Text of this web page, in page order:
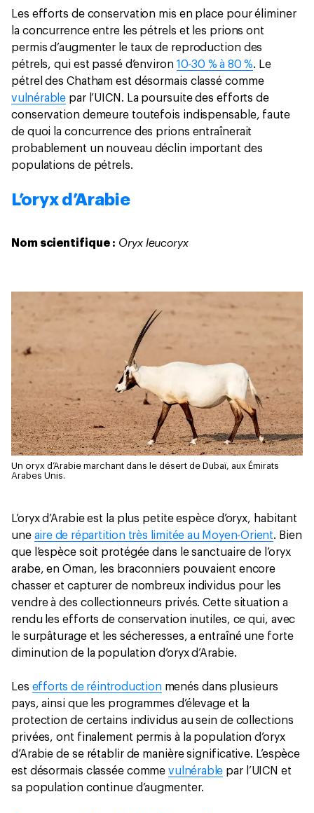
Les efforts de conservation mis en place pour éliminer
la concurrence entre les pétrels et les prions ont
permis d’augmenter le taux de reproduction des
pétrels, qui est passé d’environ 10-30 % à 80 %. Le
pétrel des Chatham est désormais classé comme
vulnérable par l’UICN. La poursuite des efforts de
conservation demeure toutefois indispensable, faute
de quoi la concurrence des prions entraînerait
probablement un nouveau déclin important des
populations de pétrels.
L’oryx d’Arabie
Nom scientifique : Oryx leucoryx
Un oryx d’Arabie marchant dans le désert de Dubaï, aux Émirats
Arabes Unis.
L’oryx d’Arabie est la plus petite espèce d’oryx, habitant
une aire de répartition très limitée au Moyen-Orient. Bien
que l’espèce soit protégée dans le sanctuaire de l’oryx
arabe, en Oman, les braconniers pouvaient encore
chasser et capturer de nombreux individus pour les
vendre à des collectionneurs privés. Cette situation a
rendu les efforts de conservation inutiles, ce qui, avec
le surpâturage et les sécheresses, a entraîné une forte
diminution de la population d’oryx d’Arabie.
Les efforts de réintroductionmenés dans plusieurs
pays, ainsi que les programmes d’élevage et la
protection de certains individus au sein de collections
privées, ont finalement permis à la population d’oryx
d’Arabie de se rétablir de manière significative. L’espèce
est désormais classée commevulnérable par l’UICN et
sa population continue d’augmenter.